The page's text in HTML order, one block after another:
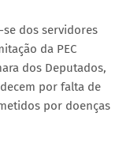
dos servidores
da PEC
dos Deputados,
por falta de
por doenças